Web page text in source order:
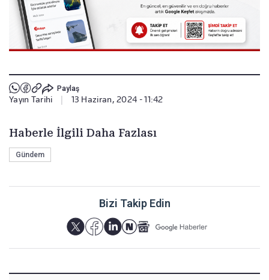
Paylaş
Yayın Tarihi 13 Haziran, 2024 - 11:42
Haberle İlgili Daha Fazlası
Gündem
Bizi Takip Edin